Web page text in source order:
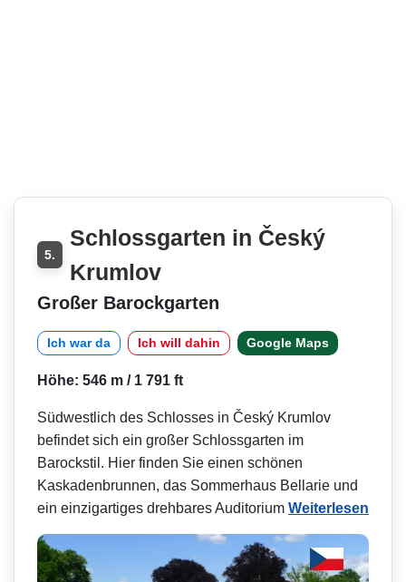
5.
Schlossgarten in Český
Krumlov
Großer Barockgarten
Ich war da Ich will dahin Google Maps
Höhe: 546 m / 1 791 ft
Südwestlich des Schlosses in Český Krumlov
befindet sich ein großer Schlossgarten im
Barockstil. Hier finden Sie einen schönen
Kaskadenbrunnen, das Sommerhaus Bellarie und
ein einzigartiges drehbares Auditorium Weiterlesen